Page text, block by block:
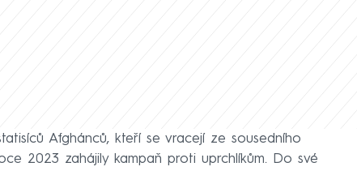
Afghánců, kteří se vracejí ze sousedního
2023 zahájily kampaň proti uprchlíkům. Do své